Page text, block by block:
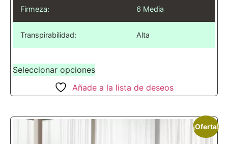
Firmeza: 6 Media
Transpirabilidad: Alta
Seleccionar opciones
Añade a la lista de deseos
¡Oferta!